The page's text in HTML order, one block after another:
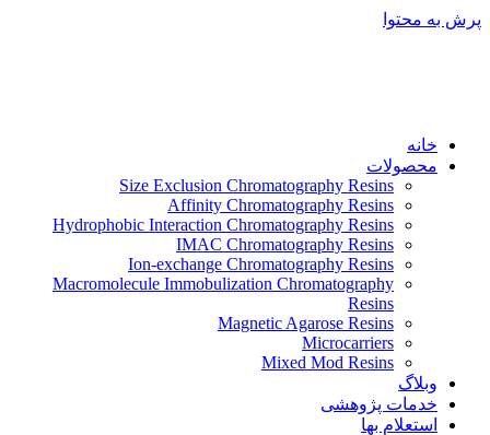
پرش به محتوا
خانه
محصولات
Size Exclusion Chromatography Resins
Affinity Chromatography Resins
Hydrophobic Interaction Chromatography Resins
IMAC Chromatography Resins
Ion-exchange Chromatography Resins
Macromolecule Immobulization Chromatography
Resins
Magnetic Agarose Resins
Microcarriers
Mixed Mod Resins
وبلاگ
خدمات پژوهشی
استعلام بها